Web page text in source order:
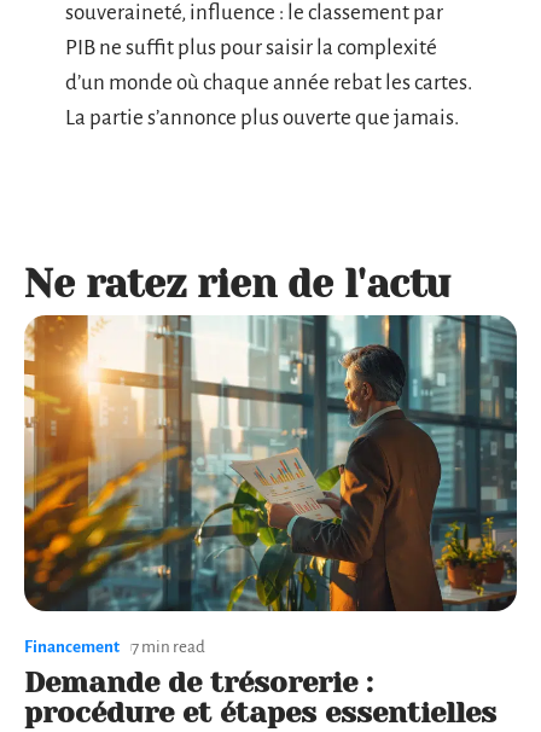
souveraineté, influence : le classement par
PIB ne suffit plus pour saisir la complexité
d’un monde où chaque année rebat les cartes.
La partie s’annonce plus ouverte que jamais.
Ne ratez rien de l'actu
Financement 7 min read
Demande de trésorerie :
procédure et étapes essentielles